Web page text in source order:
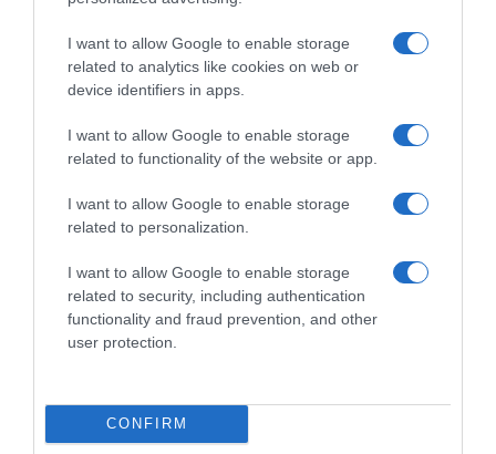
I want to allow Google to enable storage
related to analytics like cookies on web or
device identifiers in apps.
I want to allow Google to enable storage
related to functionality of the website or app.
I want to allow Google to enable storage
related to personalization.
I want to allow Google to enable storage
related to security, including authentication
functionality and fraud prevention, and other
user protection.
CONFIRM
Σαμοθράκη: Αίσιο τέλος για
ηλικιωμένη Ιταλίδα τουρίστρια που
χάρη στην άμεση επέμβαση νεαρού
ναυαγοσώστη
Στην παραλία της Παχιάς Άμμου